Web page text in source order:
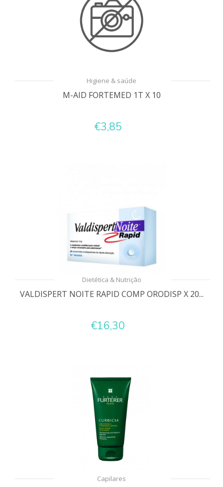
Higiene & saúde
M-AID FORTEMED 1T X 10
€3,85
Dietética & Nutrição
VALDISPERT NOITE RAPID COMP ORODISP X 20...
€16,30
Capilares